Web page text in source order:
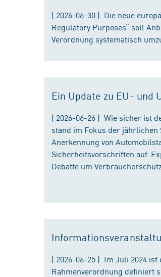
( 2026-06-30 ) Die neue
Regulatory Purposes“ soll
Verordnung systematisch
Ein Update zu EU- und
( 2026-06-26 ) Wie sicher ist
stand im Fokus der jährlichen
Anerkennung von
Sicherheitsvorschriften auf.
Debatte um
( 2026-06-25 ) Im Juli 2024
Rahmenverordnung definiert